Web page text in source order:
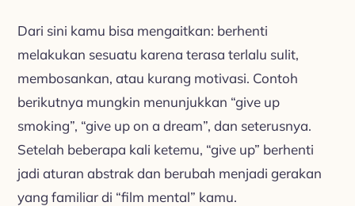
Dari sini kamu bisa mengaitkan: berhenti
melakukan sesuatu karena terasa terlalu sulit,
membosankan, atau kurang motivasi. Contoh
berikutnya mungkin menunjukkan “give up
smoking”, “give up on a dream”, dan seterusnya.
Setelah beberapa kali ketemu, “give up” berhenti
jadi aturan abstrak dan berubah menjadi gerakan
yang familiar di “film mental” kamu.